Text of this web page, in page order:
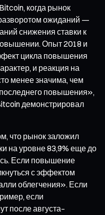
когда рынок
ожиданий —
снижения ставки к
Опыт 2018 и
цикла повышения
и реакция на
менее значима, чем
повышения»,
демонстрировал
что рынок заложил
на уровне 83,9% еще до
Если повышение
с эффектом
облегчения». Если
если
после августа–